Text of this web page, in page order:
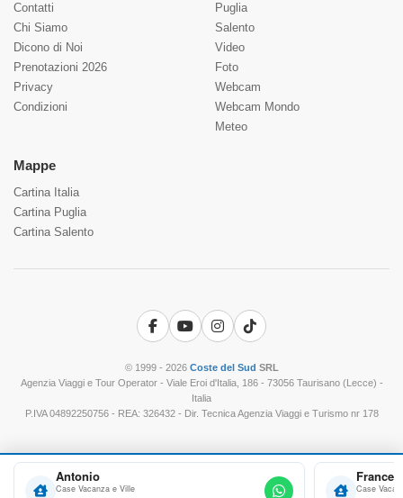
Antonio
Case Vacanza e Ville Case
Contatti
Chi Siamo
Dicono di Noi
Prenotazioni 2026
Privacy
Condizioni
Puglia
Salento
Video
Foto
Webcam
Webcam Mondo
Meteo
Mappe
Cartina Italia
Cartina Puglia
Cartina Salento
Facebook
YouTubeInstagram
TikTok
© 1999 - 2026 Coste del Sud SRL
Agenzia Viaggi e Tour Operator - Viale Eroi d'Italia, 186 - 73056 Taurisano (Lecce) -
Italia
P.IVA 04892250756 - REA: 326432 - Dir. Tecnica Agenzia Viaggi e Turismo nr 178